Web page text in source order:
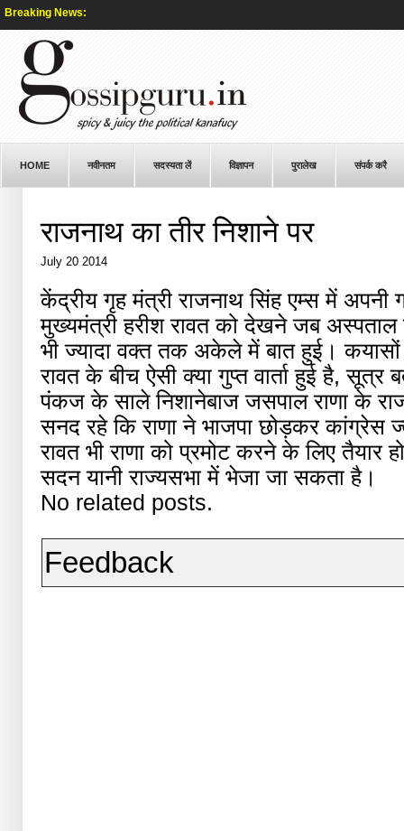
Breaking News:
HOME नवीनतम सदस्यता लें विज्ञापन पुरालेख संपर्क करै
राजनाथ का तीर निशाने पर
July 20 2014
केंद्रीय गृह मंत्री राजनाथ सिंह एम्स में अपनी
मुख्यमंत्री हरीश रावत को देखने जब
भी ज्यादा वक्त तक अकेले में बात हुई। कयासों
रावत के बीच ऐसी क्या गुप्त वार्ता हुई है,
पंकज के साले निशानेबाज जसपाल राणा के
सनद रहे कि राणा ने भाजपा छोड़कर कांग्रेस
रावत भी राणा को प्रमोट करने के लिए
सदन यानी राज्यसभा में भेजा जा सकता है।
No related posts.
Feedback